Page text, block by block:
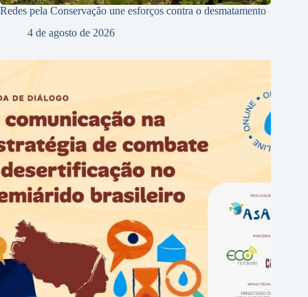
Redes pela Conservação une esforços contra o desmatamento
4 de agosto de 2026